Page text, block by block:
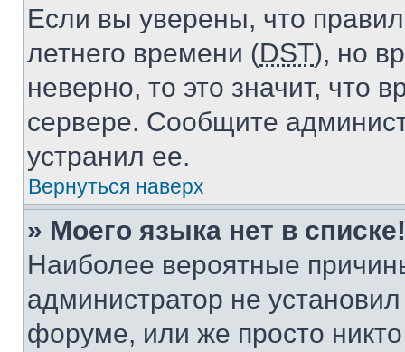
Если вы уверены, что
летнего времени (DST), но
неверно, то это значит, что
сервере. Сообщите
устранил ее.
Вернуться наверх
» Моего языка нет в списке!
Наиболее вероятные
администратор не
форуме, или же просто